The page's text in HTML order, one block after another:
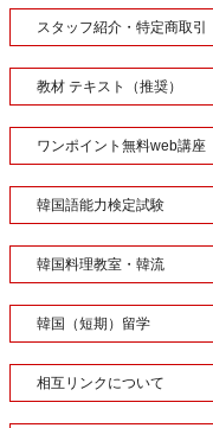
スタッフ紹介・特定商取引
教材 テキスト（推奨）
ワンポイント無料web講座
韓国語能力検定試験
韓国料理教室・韓流
韓国（短期）留学
相互リンクについて